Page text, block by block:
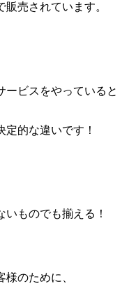
売されています。
ービスをやっていると
的な違いです！
ものでも揃える！
のために、